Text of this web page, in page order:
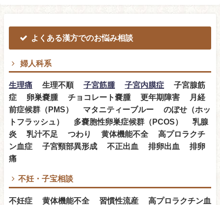
よくある漢方でのお悩み相談
婦人科系
生理痛 生理不順 子宮筋腫 子宮内膜症 子宮腺筋
症 卵巣嚢腫 チョコレート嚢腫 更年期障害 月経
前症候群（PMS） マタニティーブルー のぼせ（ホッ
トフラッシュ） 多嚢胞性卵巣症候群（PCOS） 乳腺
炎 乳汁不足 つわり 黄体機能不全 高プロラクチ
ン血症 子宮頸部異形成 不正出血 排卵出血 排卵
痛
不妊・子宝相談
不妊症 黄体機能不全 習慣性流産 高プロラクチン血